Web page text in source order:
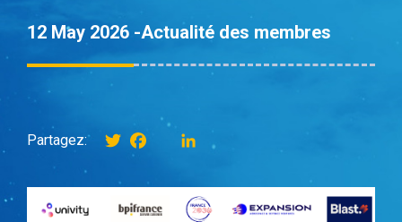
12 May 2026 -Actualité des membres
Partagez: TwitterFacebookinstagram